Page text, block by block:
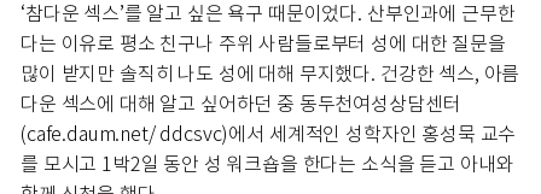
‘참다운 섹스’를 알고 싶은 욕구 때문이었다. 산부인과에 근무한
다는 이유로 평소 친구나 주위 사람들로부터 성에 대한 질문을
많이 받지만 솔직히 나도 성에 대해 무지했다. 건강한 섹스, 아름
다운 섹스에 대해 알고 싶어하던 중 동두천여성상담센터
(cafe.daum.net/ ddcsvc)에서 세계적인 성학자인 홍성묵 교수
를 모시고 1박2일 동안 성 워크숍을 한다는 소식을 듣고 아내와